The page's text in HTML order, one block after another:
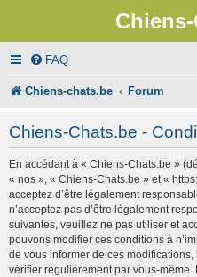
FAQ
Chiens-chats.be Forum
Chiens-Chats.be -
En accédant à « Chiens-Chats.be »
« nos », « Chiens-Chats.be » et «
acceptez d’être légalement
n’acceptez pas d’être légalement
suivantes, veuillez ne pas utiliser et
pouvons modifier ces conditions à
de vous informer de ces
vérifier régulièrement par vous-